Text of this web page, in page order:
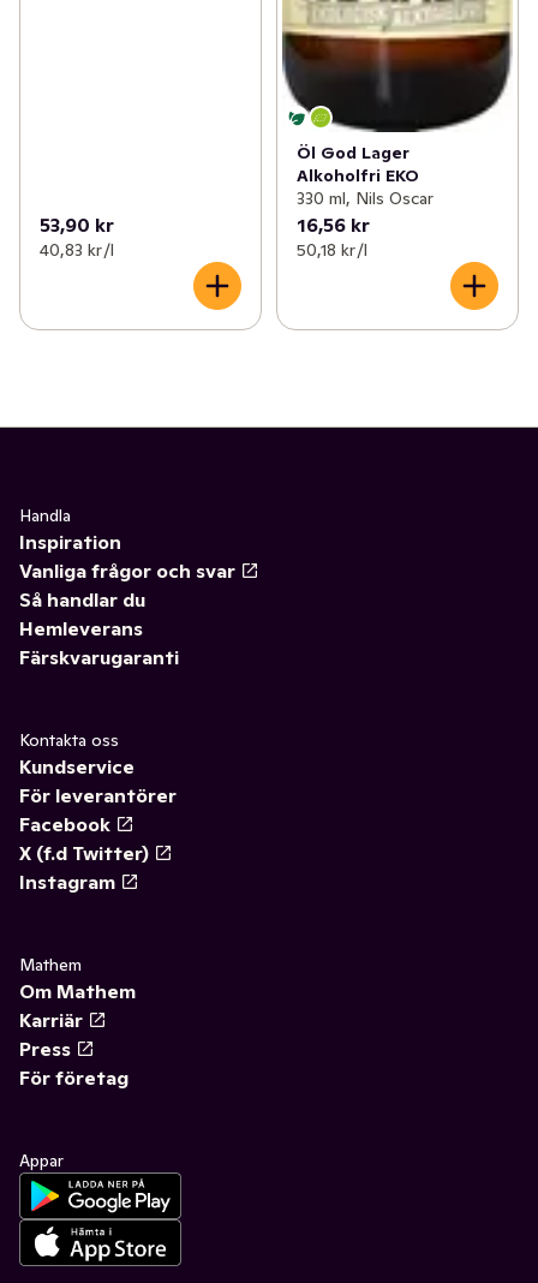
53,90 kr
40,83 kr /l
Öl God Lager
Alkoholfri EKO
330 ml, Nils Oscar
16,56 kr
50,18 kr /l
Handla
Inspiration
Vanliga frågor och svar
Så handlar du
Hemleverans
Färskvarugaranti
Kontakta oss
Kundservice
För leverantörer
Facebook
X (f.d Twitter)
Instagram
Mathem
Om Mathem
Karriär
Press
För företag
Appar